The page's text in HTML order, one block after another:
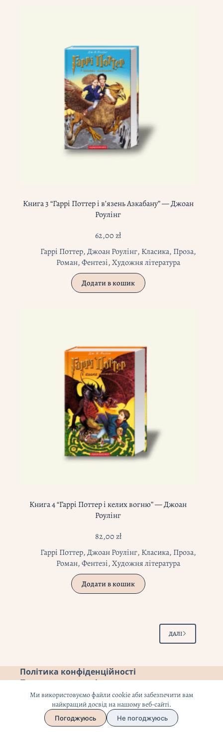
Ми використовуємо файли cookie аби забезпечити вам
найкращий досвід на нашому веб-сайті.
Погоджуюсь Не погоджуюсь
Книга 3 “Гаррі Поттер і в’язень Азкабану” — Джоан
Роулінг
62,00zł
Гаррі Поттер,Джоан Роулінг, Класика, Проза,
Роман,Фентезі,Художня література
Додати в кошик
Книга 4 “Гаррі Поттер і келих вогню” — Джоан
Роулінг
82,00zł
Гаррі Поттер,Джоан Роулінг, Класика, Проза,
Роман,Фентезі,Художня література
Додати в кошик
ДАЛІ
Політика конфіденційності
Повернення коштів